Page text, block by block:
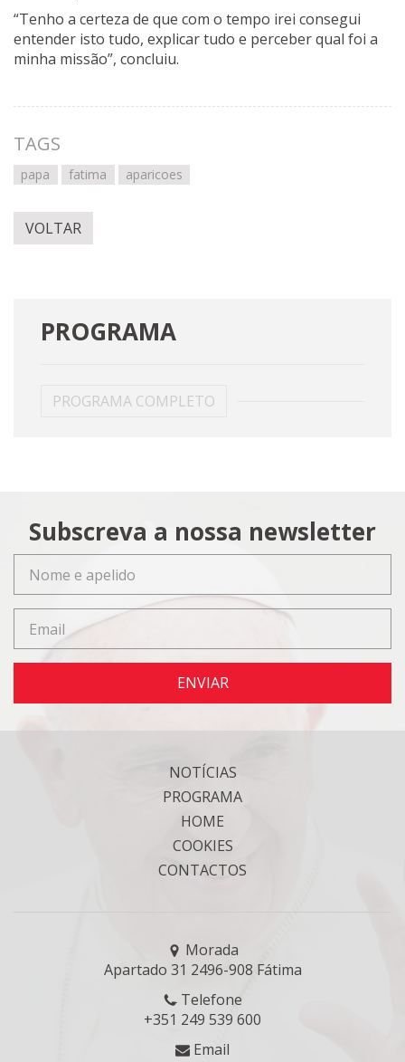
“Tenho a certeza de que com o tempo irei consegui
entender isto tudo, explicar tudo e perceber qual foi a
minha missão”, concluiu.
TAGS
papa fatima aparicoes
VOLTAR
PROGRAMA
PROGRAMA COMPLETO
Subscreva a nossa newsletter
ENVIAR
NOTÍCIAS
PROGRAMA
HOME
COOKIES
CONTACTOS
Morada
Apartado 31 2496-908 Fátima
Telefone
+351 249 539 600
Email